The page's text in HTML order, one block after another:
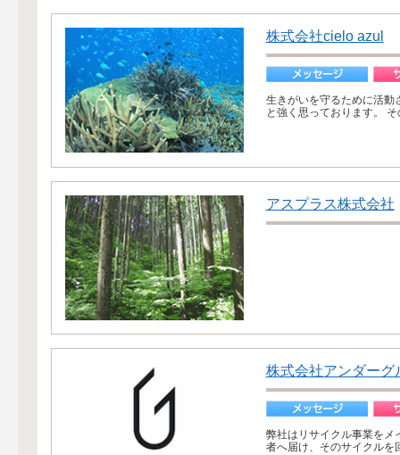
株式会社cielo azul
生きがいを守るために活動
と強く思っております。
アスプラス株式会社
株式会社アンダーグ
弊社はリサイクル事業をメ
者へ届け、そのサイクルを